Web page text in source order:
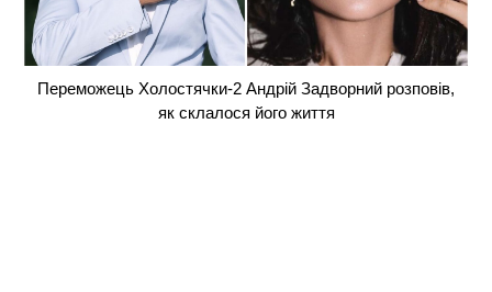
Переможець Холостячки-2 Андрій Задворний розповів,
як склалося його життя